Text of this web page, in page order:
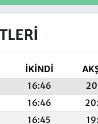
İKINDI
16:46
16:46
16:45